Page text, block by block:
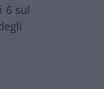
6 sul